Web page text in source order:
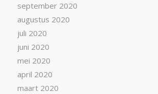
september 2020
augustus 2020
juli 2020
juni 2020
mei 2020
april 2020
maart 2020